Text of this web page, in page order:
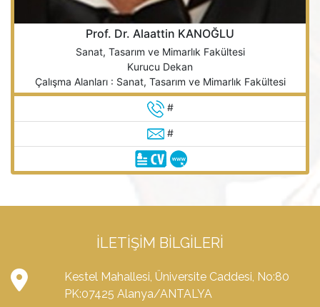
Prof. Dr. Alaattin KANOĞLU
Sanat, Tasarım ve Mimarlık Fakültesi
Kurucu Dekan
Çalışma Alanları : Sanat, Tasarım ve Mimarlık Fakültesi
#
#
İLETIŞIM BILGILERI
Kestel Mahallesi, Üniversite Caddesi, No:80
PK:07425 Alanya/ANTALYA